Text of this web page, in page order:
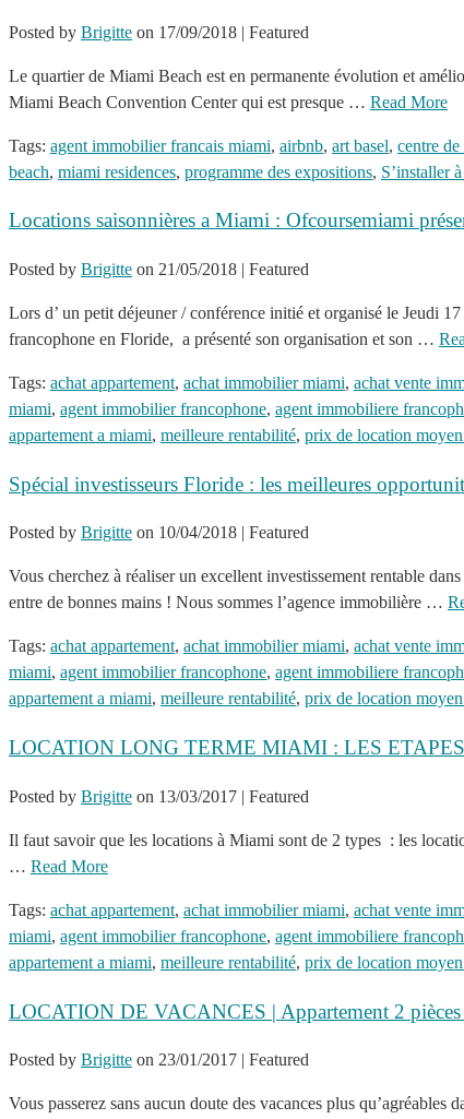
Posted by Brigitte on 17/09/2018 | Featured
Le quartier de Miami Beach est en permanente évolution et
Miami Beach Convention Center qui est presque … Read More
Tags: agent immobilier francais miami, airbnb, art basel, centre
beach, miami residences, programme des expositions, S’installer
Locations saisonnières a Miami : Ofcoursemiami
Posted by Brigitte on 21/05/2018 | Featured
Lors d’ un petit déjeuner / conférence initié et organisé le Jeudi
francophone en Floride, a présenté son organisation et son …
Tags: achat appartement, achat immobilier miami, achat vente
miami, agent immobilier francophone, agent immobiliere
appartement a miami, meilleure rentabilité, prix de location
Spécial investisseurs Floride : les meilleures
Posted by Brigitte on 10/04/2018 | Featured
Vous cherchez à réaliser un excellent investissement rentable
entre de bonnes mains ! Nous sommes l’agence immobilière …
Tags: achat appartement, achat immobilier miami, achat vente
miami, agent immobilier francophone, agent immobiliere
appartement a miami, meilleure rentabilité, prix de location
LOCATION LONG TERME MIAMI : LES
Posted by Brigitte on 13/03/2017 | Featured
Il faut savoir que les locations à Miami sont de 2 types : les
… Read More
Tags: achat appartement, achat immobilier miami, achat vente
miami, agent immobilier francophone, agent immobiliere
appartement a miami, meilleure rentabilité, prix de location
LOCATION DE VACANCES | Appartement 2
Posted by Brigitte on 23/01/2017 | Featured
Vous passerez sans aucun doute des vacances plus